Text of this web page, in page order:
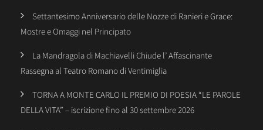
Settantesimo Anniversario delle Nozze di Ranieri e Grace:
Mostre e Omaggi nel Principato
La Mandragola di Machiavelli Chiude l’ Affascinante
Rassegna al Teatro Romano di Ventimiglia
TORNA A MONTE CARLO IL PREMIO DI POESIA “LE PAROLE
DELLA VITA” – iscrizione fino al 30 settembre 2026